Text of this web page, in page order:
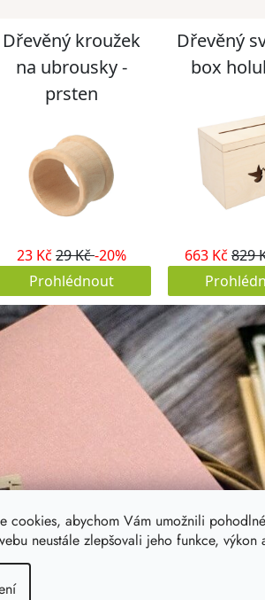
cookies, abychom Vám umožnili
neustále zlepšovali jeho funkce, výkon